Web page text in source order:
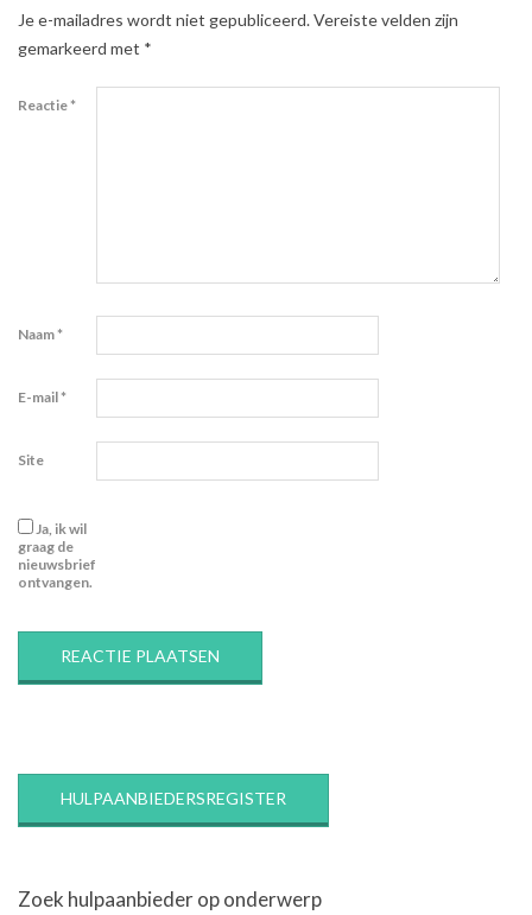
Je e-mailadres wordt niet gepubliceerd.Vereiste velden zijn
gemarkeerd met *
Reactie*
Naam*
E-mail*
Site
Ja, ik wil
graag de
nieuwsbrief
ontvangen.
HULPAANBIEDERSREGISTER
Zoek hulpaanbieder op onderwerp